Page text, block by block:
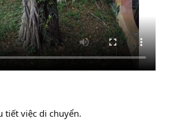
tiết việc di chuyển.